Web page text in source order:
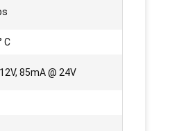
C
85mA @ 24V